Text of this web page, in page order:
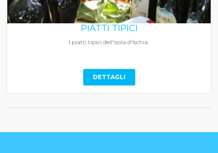
PIATTI TIPICI
I piatti tipici dell'isola d'Ischia.
DETTAGLI